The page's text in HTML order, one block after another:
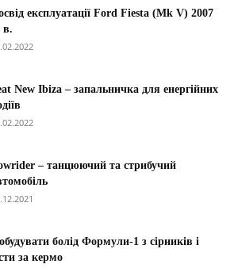
експлуатації Ford Fiesta (Mk V) 2007
в.
New Ibiza – запальничка для енергійних
– танцюючий та стрибучий
болід Формули-1 з сірників і
за кермо